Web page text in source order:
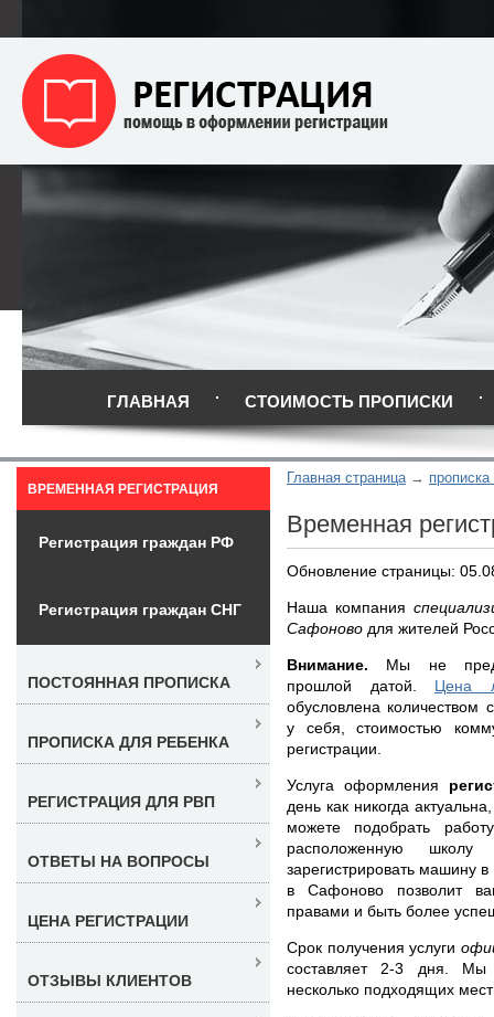
ГЛАВНАЯ СТОИМОСТЬ ПРОПИСКИ
Главная страница
Временная
Обновление страницы:
Наша компания
Сафоново для жителей
Внимание. Мы не
прошлой датой. Цена
обусловлена количеством
у себя, стоимостью
регистрации.
Услуга оформления
день как никогда
можете подобрать
расположенную
зарегистрировать
в Сафоново позволит
правами и быть более
Срок получения услуги
составляет 2-3 дня. Мы
несколько подходящих
ВРЕМЕННАЯ РЕГИСТРАЦИЯ
Регистрация граждан РФ
Регистрация граждан СНГ
ПОСТОЯННАЯ ПРОПИСКА
ПРОПИСКА ДЛЯ РЕБЕНКА
РЕГИСТРАЦИЯ ДЛЯ РВП
ОТВЕТЫ НА ВОПРОСЫ
ЦЕНА РЕГИСТРАЦИИ
ОТЗЫВЫ КЛИЕНТОВ